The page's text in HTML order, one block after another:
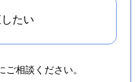
したい
相談ください。